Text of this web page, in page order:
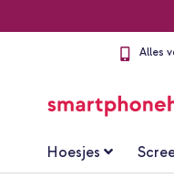
Alles
Hoesjes